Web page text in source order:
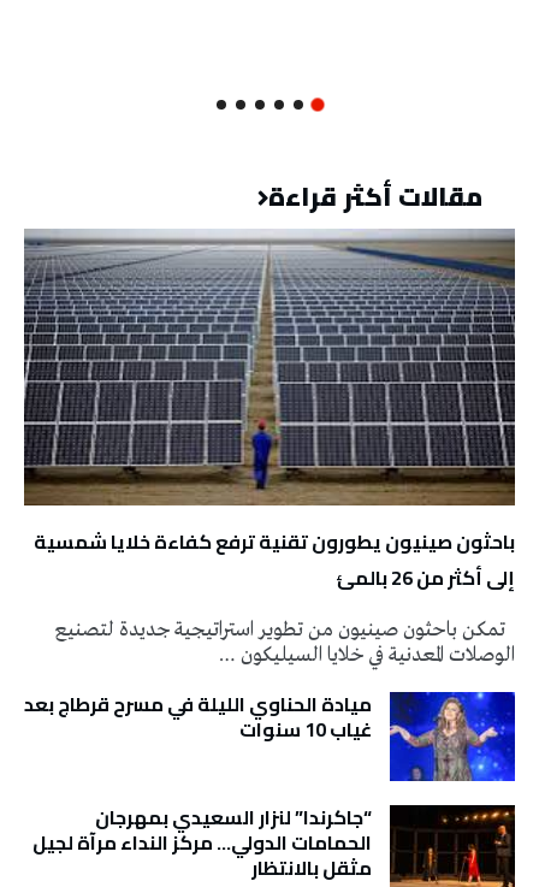
مقالات أكثر قراءة
باحثون صينيون يطورون تقنية ترفع كفاءة خلايا شمسية
إلى أكثر من 26 بالمئ
تمكن باحثون صينيون من تطوير استراتيجية جديدة لتصنيع
الوصلات المعدنية في خلايا السيليكون …
ميادة الحناوي الليلة في مسرح قرطاج بعد
غياب 10 سنوات
“جاكرندا” لنزار السعيدي بمهرجان
الحمامات الدولي… مركز النداء مرآة لجيل
مثقل بالانتظار